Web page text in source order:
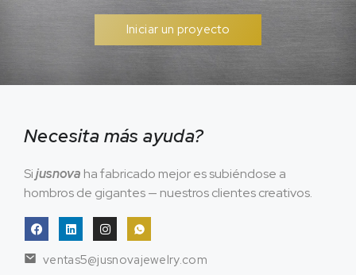
Iniciar un proyecto
Necesita más ayuda?
Sijusnova ha fabricado mejor es subiéndose a
hombros de gigantes — nuestros clientes creativos.
ventas5@jusnovajewelry.com